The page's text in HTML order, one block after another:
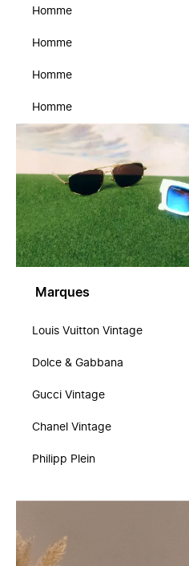
Homme
Homme
Homme
Homme
Marques
Louis Vuitton Vintage
Dolce & Gabbana
Gucci Vintage
Chanel Vintage
Philipp Plein